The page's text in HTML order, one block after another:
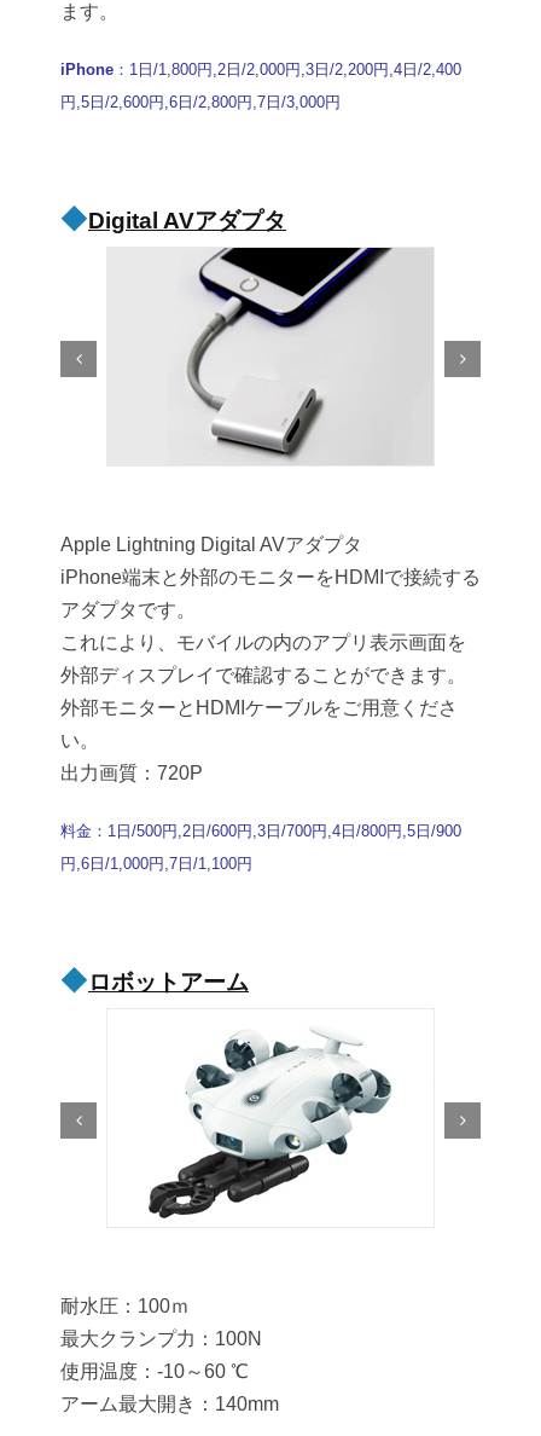
ます。
iPhone ：1日/1,800円,2日/2,000円,3日/2,200円,4日/2,400
円,5日/2,600円,6日/2,800円,7日/3,000円
◆Digital AVアダプタ
Apple Lightning Digital AVアダプタ
iPhone端末と外部のモニターをHDMIで接続する
アダプタです。
これにより、モバイルの内のアプリ表示画面を
外部ディスプレイで確認することができます。
外部モニターとHDMIケーブルをご用意くださ
い。
出力画質：720P
料金：1日/500円,2日/600円,3日/700円,4日/800円,5日/900
円,6日/1,000円,7日/1,100円
◆ロボットアーム
耐水圧：100ｍ
最大クランプ力：100N
使用温度：-10～60 ℃
アーム最大開き：140mm